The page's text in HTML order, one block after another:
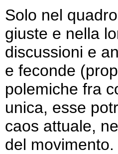
Solo nel
giuste e nella
discussioni e
e feconde
polemiche fra
unica, esse
caos attuale,
del movimento.